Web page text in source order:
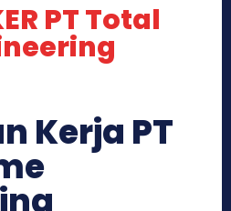
PT Total
Kerja PT